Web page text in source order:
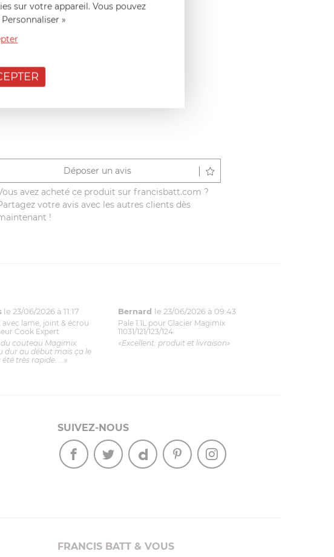
Déposer un avis
avez acheté ce produit sur francisbatt.com ?
votre avis avec les autres clients dès
!
le 23/06/2026 à 11:17
lame, joint & écrou
Cook Expert
couteau Magimix.
dur au début mais ça le
très rapide. ...»
Bernard le 23/06/2026 à 09:43
Pale 1.1L pour Glacier Magimix
11031/121/123/124
«Excellent: produit et livraison»
SUIVEZ-NOUS
FRANCIS BATT & VOUS
sur votre appareil. Vous pouvez
»